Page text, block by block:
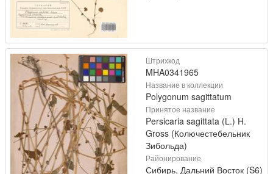
Штрихкод
MHA0341965
Название в коллекции
Polygonum sagittatum
Принятое название
Persicaria sagittata (L.) H.
Gross (Колючестебельник
Зибольда)
Районирование
Сибирь, Дальний Восток (S6)